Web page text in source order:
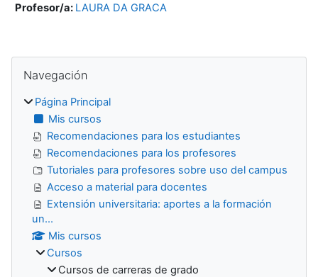
Profesor/a: LAURA DA GRACA
Bloques
Navegación
Página Principal
Mis cursos
Recomendaciones para los estudiantes
Recomendaciones para los profesores
Tutoriales para profesores sobre uso del campus
Acceso a material para docentes
Extensión universitaria: aportes a la formación
un...
Mis cursos
Cursos
Cursos de carreras de grado